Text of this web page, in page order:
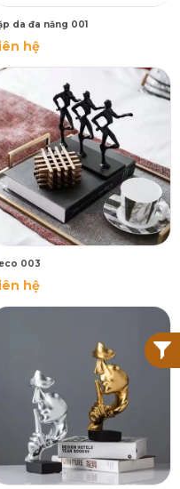
da đa năng 001
hệ
003
hệ